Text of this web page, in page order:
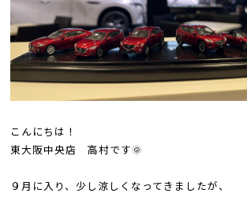
こんにちは！
東大阪中央店 高村です🌞
９月に入り、少し涼しくなってきましたが、